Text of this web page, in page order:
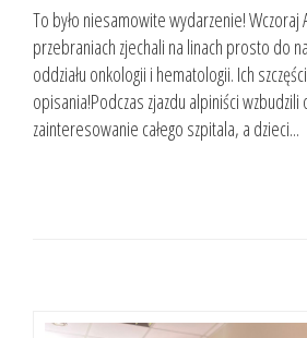
To było niesamowite wydarzenie! Wczoraj
przebraniach zjechali na linach prosto do
oddziału onkologii i hematologii. Ich
opisania!Podczas zjazdu alpiniści wzbudzili
zainteresowanie całego szpitala, a dzieci...